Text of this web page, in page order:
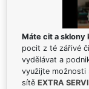
Máte cit a sklony
pocit z té zářivé
vydělávat a
využijte možnosti
sítě EXTRA